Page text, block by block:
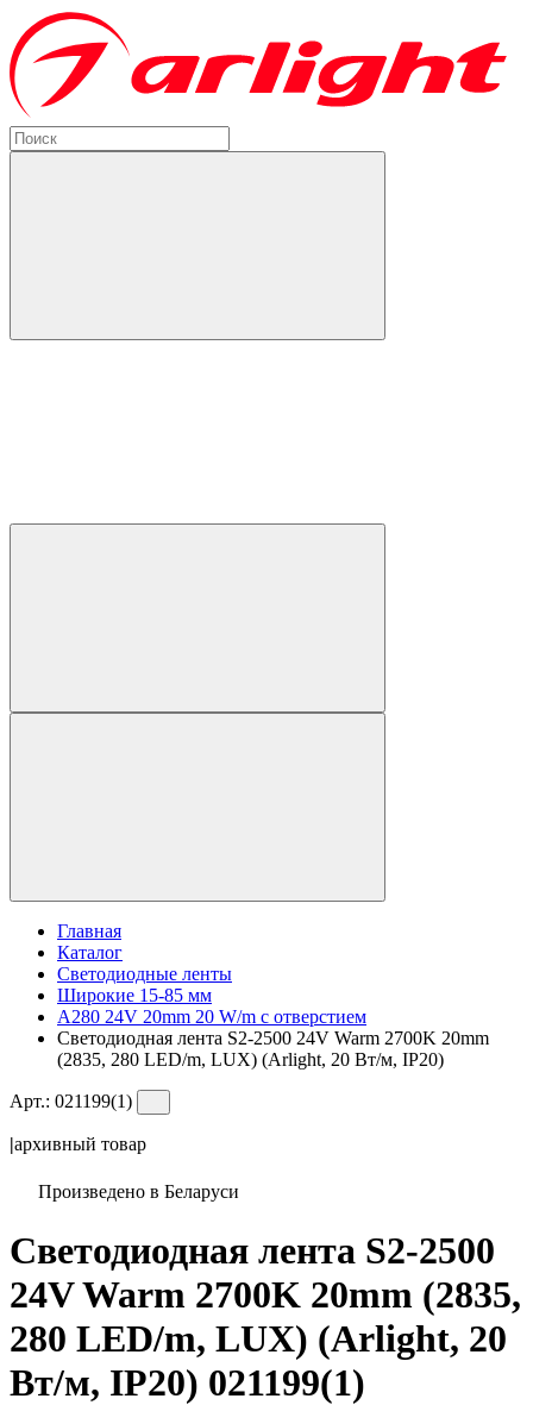
Главная
Каталог
Светодиодные ленты
Широкие 15-85 мм
A280 24V 20mm 20 W/m с отверстием
Светодиодная лента S2-2500 24V Warm 2700K 20mm
(2835, 280 LED/m, LUX) (Arlight, 20 Вт/м, IP20)
Арт.: 021199(1)
|архивный товар
Произведено в Беларуси
Светодиодная лента S2-2500
24V Warm 2700K 20mm (2835,
280 LED/m, LUX) (Arlight, 20
Вт/м, IP20) 021199(1)